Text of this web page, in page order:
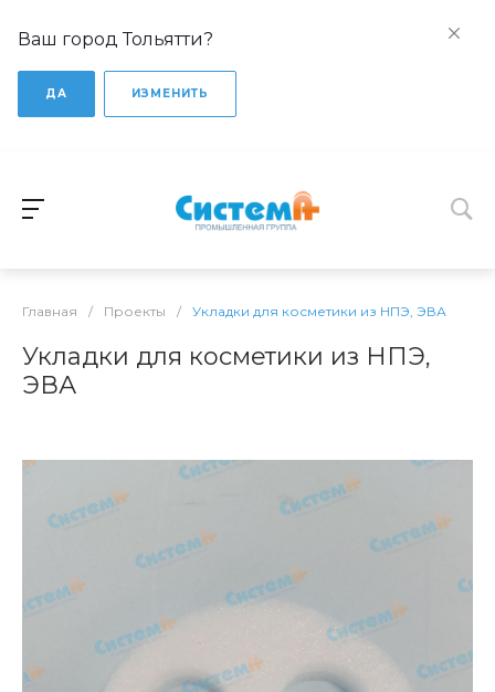
Ваш город Тольятти?
ДА ИЗМЕНИТЬ
Главная / Проекты / Укладки для косметики из НПЭ, ЭВА
Укладки для косметики из НПЭ,
ЭВА